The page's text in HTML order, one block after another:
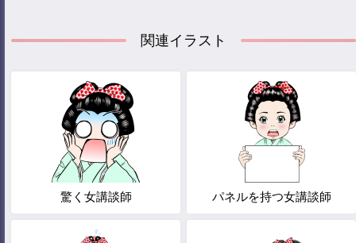
関連イラスト
驚く女講談師 パネルを持つ女講談師